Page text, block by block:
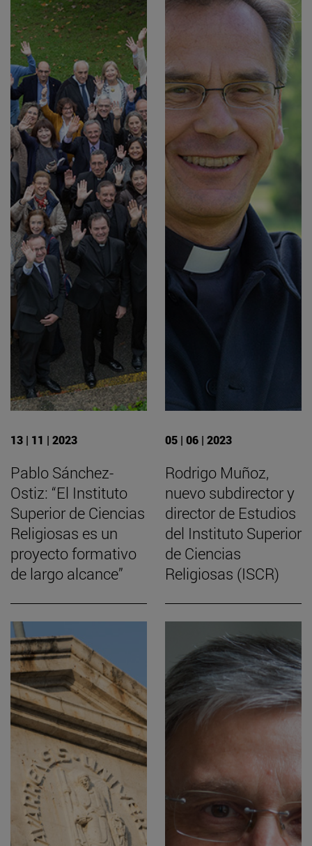
13 | 11 | 2023
Pablo Sánchez-
Ostiz: “El Instituto
Superior de Ciencias
Religiosas es un
proyecto formativo
de largo alcance”
05 | 06 | 2023
Rodrigo Muñoz,
nuevo subdirector y
director de Estudios
del Instituto Superior
de Ciencias
Religiosas (ISCR)